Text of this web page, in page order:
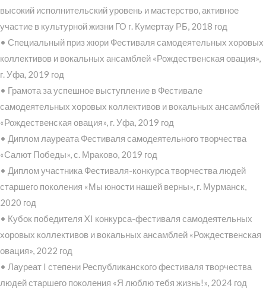
высокий исполнительский уровень и мастерство, активное
участие в культурной жизни ГО г. Кумертау РБ, 2018 год
• Специальный приз жюри Фестиваля самодеятельных хоровых
коллективов и вокальных ансамблей «Рождественская овация»,
г. Уфа, 2019 год
• Грамота за успешное выступление в Фестивале
самодеятельных хоровых коллективов и вокальных ансамблей
«Рождественская овация», г. Уфа, 2019 год
• Диплом лауреата Фестиваля самодеятельного творчества
«Салют Победы», с. Мраково, 2019 год
• Диплом участника Фестиваля-конкурса творчества людей
старшего поколения «Мы юности нашей верны», г. Мурманск,
2020 год
• Кубок победителя XI конкурса-фестиваля самодеятельных
хоровых коллективов и вокальных ансамблей «Рождественская
овация», 2022 год
• Лауреат I степени Республиканского фестиваля творчества
людей старшего поколения «Я люблю тебя жизнь!», 2024 год